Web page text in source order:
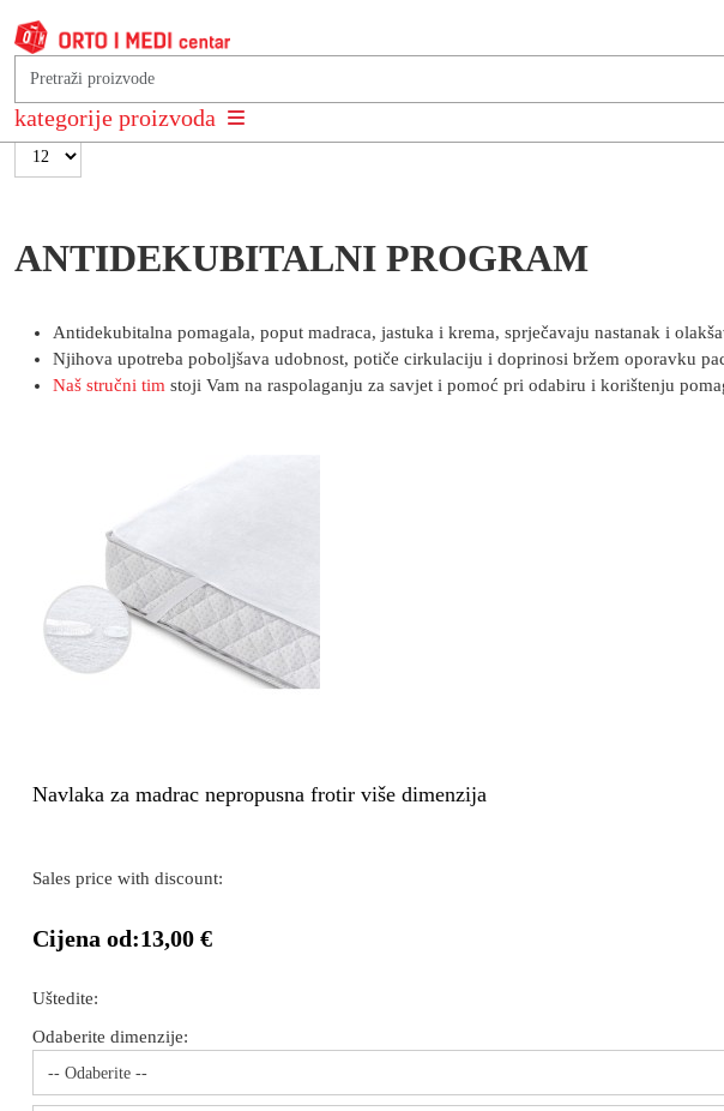
kategorije proizvoda
Poredaj po
Najnovije +/-
Rezultati 1 - 12 od 39
ANTIDEKUBITALNI PROGRAM
Antidekubitalna pomagala, poput madraca, jastuka i krema, sprječavaju nastanak i
Njihova upotreba poboljšava udobnost, potiče cirkulaciju i doprinosi bržem oporavku
Naš stručni tim stoji Vam na raspolaganju za savjet i pomoć pri odabiru i korištenju
Navlaka za madrac nepropusna frotir više dimenzija
Sales price with discount:
Cijena od:13,00 €
Uštedite:
Odaberite dimenzije:
-- Odaberite --